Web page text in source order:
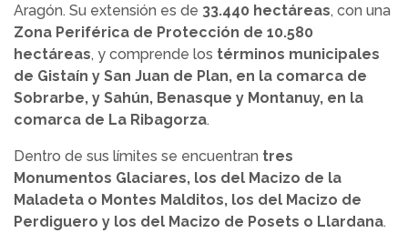
Aragón. Su extensión es de 33.440 hectáreas, con una
Zona Periférica de Protección de 10.580
hectáreas, y comprende los términos municipales
de Gistaín y San Juan de Plan, en la comarca de
Sobrarbe, y Sahún, Benasque y Montanuy, en la
comarca de La Ribagorza.
Dentro de sus límites se encuentran tres
Monumentos Glaciares, los del Macizo de la
Maladeta o Montes Malditos, los del Macizo de
Perdiguero y los del Macizo de Posets o Llardana.